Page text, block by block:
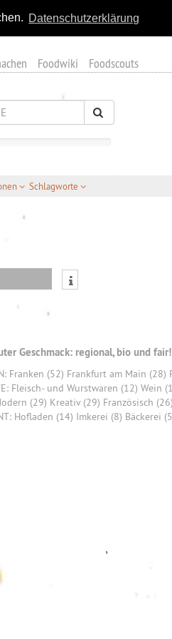
Datenschutzerklärung
Foodwiki Foodscouts
Schlagworte
Geschmack: regional, bio und fair!